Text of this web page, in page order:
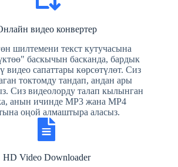
видео конвертер
шилтемени текст кутучасына
баскычын басканда, бардык
видео сапаттары көрсөтүлөт. Сиз
токтомду тандап, андан ары
Сиз видеолорду талап кылынган
анын ичинде MP3 жана MP4
оңой алмаштыра аласыз.
HD Video Downloader